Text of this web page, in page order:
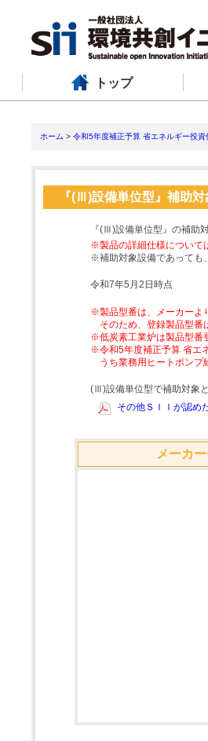
トップ
ホーム > 令和5年度補正予算 省エネルギー投資
『(Ⅲ)設備単位型』補助
『(Ⅲ)設備単位型』の補助
※製品の詳細仕様について
※補助対象設備であっても
令和7年5月2日時点
※製品型番は、メーカーよ
そのため、登録製品型番
※低炭素工業炉は製品型番
※令和5年度補正予算 省エ
うち業務用ヒートポン
(Ⅲ)設備単位型で補助対象
その他ＳＩＩが認め
メーカ